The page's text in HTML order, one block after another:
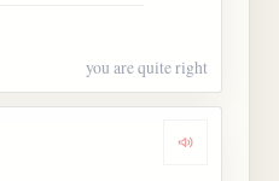
you are quite right
Dengarkan